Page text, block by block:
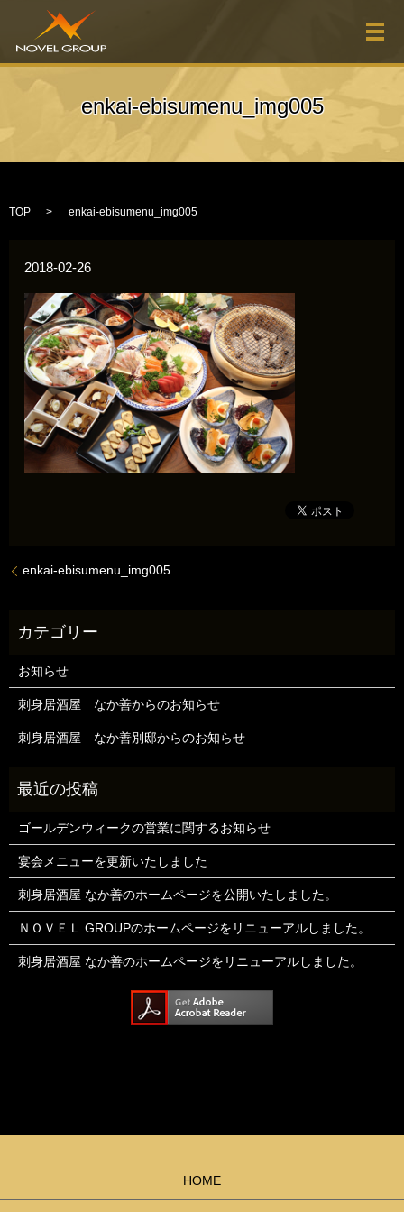
メ
enkai-ebisumenu_img005
TOP enkai-ebisumenu_img005
2018-02-26
enkai-ebisumenu_img005
お知らせ
刺身居酒屋 なか善からのお知らせ
刺身居酒屋 なか善別邸からのお知らせ
ゴールデンウィークの営業に関するお知らせ
宴会メニューを更新いたしました
刺身居酒屋 なか善のホームページを公開いたしました。
ＮＯＶＥＬ GROUPのホームページをリニューアルしました。
刺身居酒屋 なか善のホームページをリニューアルしました。
HOME